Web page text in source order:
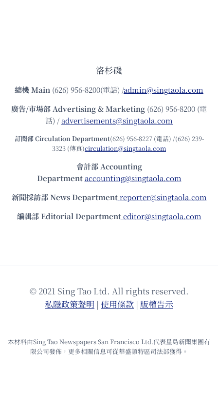
洛杉磯
總機Main (626) 956-8200(電話) /admin@singtaola.com
廣告/市場部Advertising & Marketing (626) 956-8200 (電
話) /advertisements@singtaola.com
訂閱部 Circulation Department(626) 956-8227 (電話) /(626) 239-
3323 (傳真)circulation@singtaola.com
會計部 Accounting
Department accounting@singtaola.com
新聞採訪部 News Department reporter@singtaola.com
編輯部 Editorial Department editor@singtaola.com
© 2021 Sing Tao Ltd. All rights reserved.
私隱政策聲明 | 使⽤條款 | 版權告⽰
本材料由Sing Tao Newspapers San Francisco Ltd.代表星島新聞集團有
限公司發佈，更多相關信息可從華盛頓特區司法部獲得。